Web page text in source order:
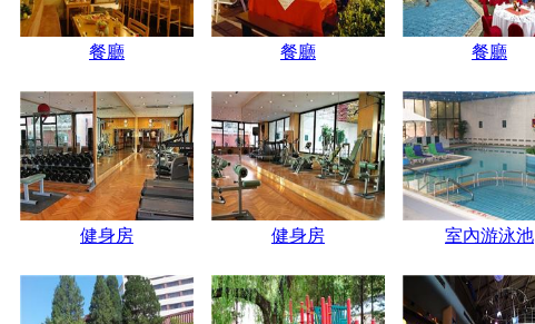
餐廳 餐廳 餐廳
健身房 健身房 室內游泳池